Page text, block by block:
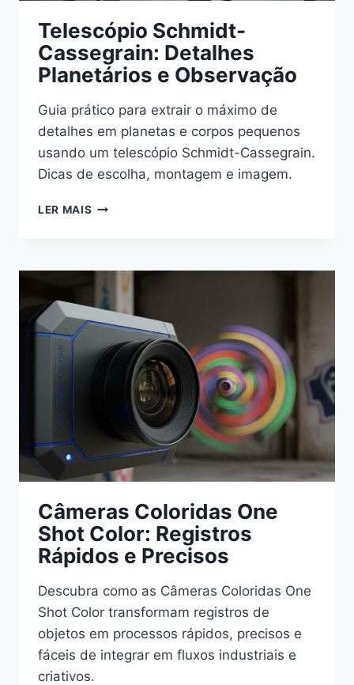
Telescópio Schmidt-
Cassegrain: Detalhes
Planetários e Observação
Guia prático para extrair o máximo de
detalhes em planetas e corpos pequenos
usando um telescópio Schmidt-Cassegrain.
Dicas de escolha, montagem e imagem.
LER MAIS TELESCÓPIO
PLANETÁRIOS
OBSERVAÇÃO
Câmeras Coloridas One
Shot Color: Registros
Rápidos e Precisos
Descubra como as Câmeras Coloridas One
Shot Color transformam registros de
objetos em processos rápidos, precisos e
fáceis de integrar em fluxos industriais e
criativos.